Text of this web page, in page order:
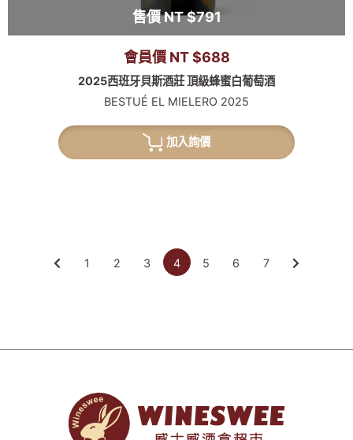
售價 NT $791
會員價 NT $688
2025西班牙貝斯酒莊 頂級蜂蜜白葡萄酒
BESTUÉ EL MIELERO 2025
加入詢價
1 2 3 4 5 6 7